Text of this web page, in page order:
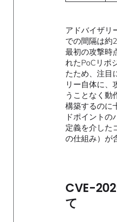
アドバイザリ
での間隔は約
最初の攻撃時
れたPoCリポ
たため、注目
リー自体に、
うことなく動
構築するのに
ドポイントの
定義を介した
の仕組み）が
CVE-
て